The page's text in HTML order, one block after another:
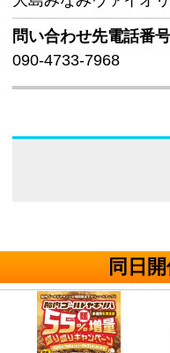
問い合わせ先電話番号
090-4733-7968
同日